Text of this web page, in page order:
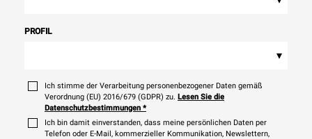
PROFIL
▾
Ich stimme der Verarbeitung personenbezogener Daten gemäß
Verordnung (EU) 2016/679 (GDPR) zu. Lesen Sie die
Datenschutzbestimmungen *
Ich bin damit einverstanden, dass meine persönlichen Daten per
Telefon oder E-Mail, kommerzieller Kommunikation, Newslettern,